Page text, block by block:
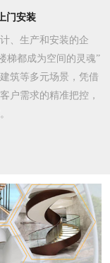
门安装
、生产和安装的企
梯都成为空间的灵魂”
筑等多元场景，凭借
户需求的精准把控，